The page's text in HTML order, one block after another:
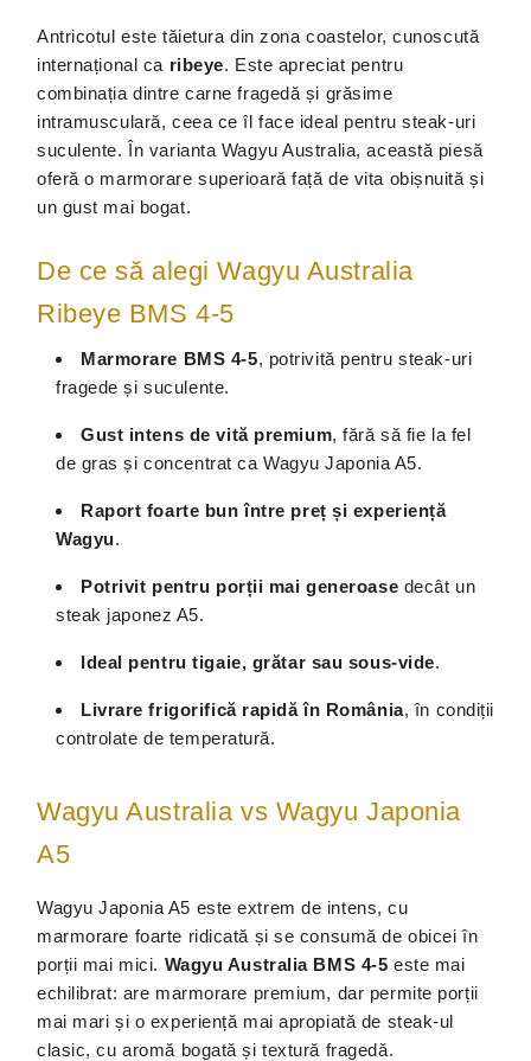
Antricotul este tăietura din zona coastelor, cunoscută
internațional ca ribeye. Este apreciat pentru
combinația dintre carne fragedă și grăsime
intramusculară, ceea ce îl face ideal pentru steak-uri
suculente. În varianta Wagyu Australia, această piesă
oferă o marmorare superioară față de vita obișnuită și
un gust mai bogat.
De ce să alegi Wagyu Australia
Ribeye BMS 4-5
Marmorare BMS 4-5, potrivită pentru steak-uri
fragede și suculente.
Gust intens de vită premium, fără să fie la fel
de gras și concentrat ca Wagyu Japonia A5.
Raport foarte bun între preț și experiență
Wagyu.
Potrivit pentru porții mai generoase decât un
steak japonez A5.
Ideal pentru tigaie, grătar sau sous-vide.
Livrare frigorifică rapidă în România, în condiții
controlate de temperatură.
Wagyu Australia vs Wagyu Japonia
A5
Wagyu Japonia A5 este extrem de intens, cu
marmorare foarte ridicată și se consumă de obicei în
porții mai mici. Wagyu Australia BMS 4-5 este mai
echilibrat: are marmorare premium, dar permite porții
mai mari și o experiență mai apropiată de steak-ul
clasic, cu aromă bogată și textură fragedă.